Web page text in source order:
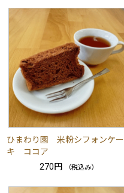
ひまわり園 米粉シフォンケー
キ ココア
270円
（税込み）